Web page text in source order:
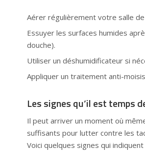
Aérer régulièrement votre salle de
Essuyer les surfaces humides
douche).
Utiliser un déshumidificateur si
Appliquer un traitement anti-
Les signes qu’il est temps
Il peut arriver un moment où
suffisants pour lutter contre les
Voici quelques signes qui